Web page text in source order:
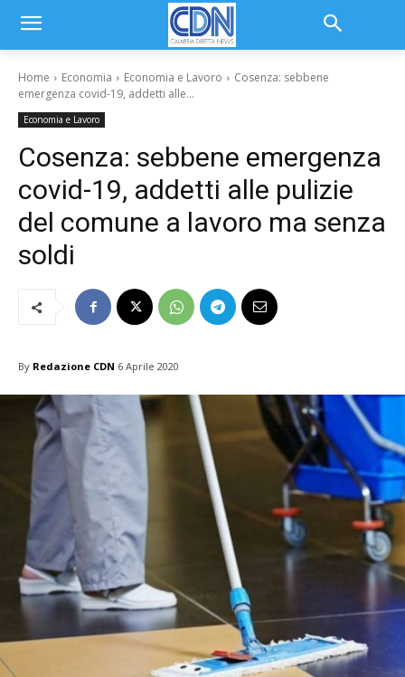
Home Economia Economia e Lavoro
Cosenza: sebbene
emergenza covid-19, addetti alle...
Economia e Lavoro
Cosenza: sebbene emergenza
covid-19, addetti alle pulizie
del comune a lavoro ma senza
soldi
By Redazione CDN 6 Aprile 2020